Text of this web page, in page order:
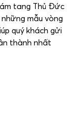
tang Thủ Đức
mẫu vòng
quý khách gửi
thành nhất